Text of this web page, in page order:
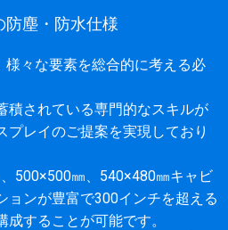
防塵・防水仕様
様々な要素を総合的に考える必
積されている専門的なスキルが
プレイのご提案を実現しており
500×500㎜、540×480㎜キャビ
ョンが豊富で300インチを超える
することが可能です。